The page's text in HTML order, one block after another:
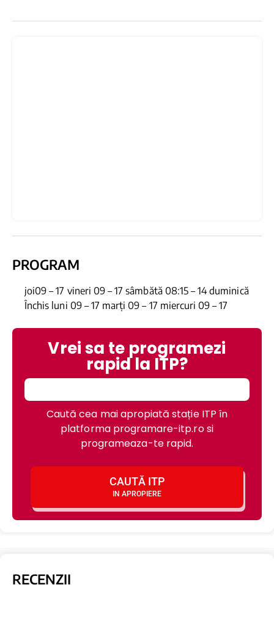
PROGRAM
joi09 – 17 vineri 09 – 17 sâmbătă 08:15 – 14 duminică
Închis luni 09 – 17 marți 09 – 17 miercuri 09 – 17
Vrei sa te programezi
rapid la ITP?
Caută cea mai apropiată stație ITP în
platforma programare-itp.ro si
programeaza-te rapid.
CAUTĂ ITP
IN APROPIERE
RECENZII